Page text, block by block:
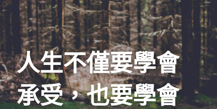
最新消息
訂閱方案
線上商店
免費會員專區
VIP會員專區
人生不僅要學會
承受，也要學會